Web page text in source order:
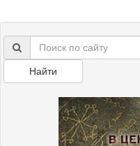
Найти